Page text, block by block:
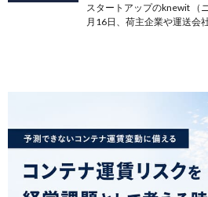
スタートアップのknewit （
月16日、荷主企業や運送会